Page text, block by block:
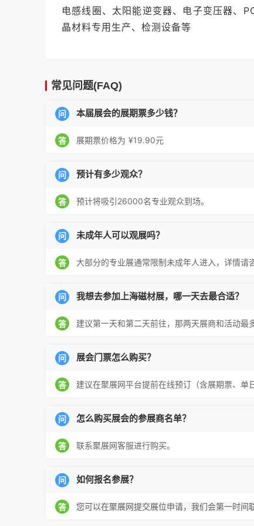
电感线圈、太阳能逆变器、电子变压器、
晶材料专用生产、检测设备等
常见问题(FAQ)
问 本届展会的展期票多少钱？
答 展期票价格为 ¥19.90元
问 预计有多少观众？
答 预计将吸引26000名专业观众到场。
问 未成年人可以观展吗？
答 大部分的专业展通常限制未成年人进入，详情请
问 我想去参加上海磁材展，哪一天去最合适？
答 建议第一天和第二天前往，那两天展商和活动最多
问 展会门票怎么购买？
答 建议在聚展网平台提前在线预订（含展期票、单
问 怎么购买展会的参展商名单？
答 联系聚展网客服进行购买。
问 如何报名参展？
答 您可以在聚展网提交展位申请，我们会第一时间